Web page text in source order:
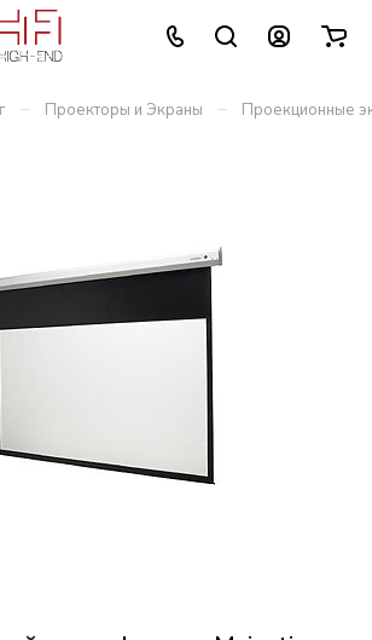
– Проекторы и Экраны – Проекционные